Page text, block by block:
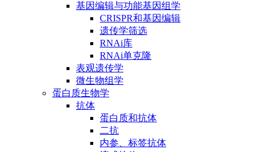
基因编辑与功能基因组学
CRISPR和基因编辑
遗传学筛选
RNAi库
RNAi单克隆
表观遗传学
微生物组学
蛋白质生物学
抗体
蛋白质和抗体
二抗
内参、标签抗体